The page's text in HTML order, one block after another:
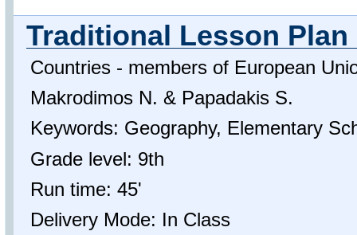
Traditional Lesson Plan
Countries - members of European
Makrodimos N. & Papadakis S.
Keywords: Geography, Elementary
Grade level: 9th
Run time: 45'
Delivery Mode: In Class